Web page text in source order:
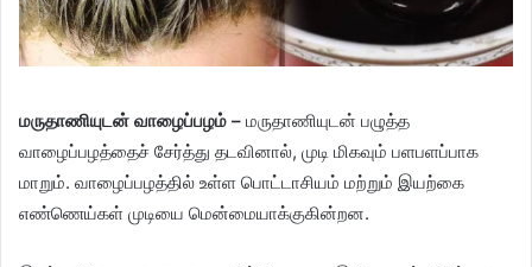
மருதாணியுடன் வாழைப்பழம் – மருதாணியுடன் பழுத்த
வாழைப்பழத்தைச் சேர்த்து தடவினால், முடி மிகவும் பளபளப்பாக
மாறும். வாழைப்பழத்தில் உள்ள பொட்டாசியம் மற்றும் இயற்கை
எண்ணெய்கள் முடியை மென்மையாக்குகின்றன.